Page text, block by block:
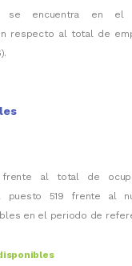
se encuentra en
respecto al total de
frente al total de
puesto 519 frente al
en el periodo de